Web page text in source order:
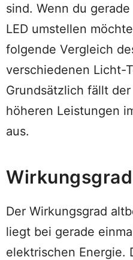
sind. Wenn du
LED umstellen
folgende Vergleich
verschiedenen Licht-
Grundsätzlich fällt
höheren Leistungen
aus.
Der Wirkungsgrad
liegt bei gerade
elektrischen Energie.